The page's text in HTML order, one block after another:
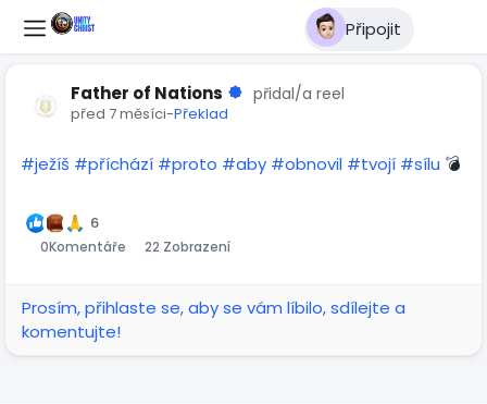
Připojit
Father of Nations přidal/a reel
před 7 měsíci-Překlad
#ježíš #příchází #proto #aby #obnovil #tvojí #sílu 💣
03:19
6
0Komentáře 22 Zobrazení
Prosím, přihlaste se, aby se vám líbilo, sdílejte a
komentujte!